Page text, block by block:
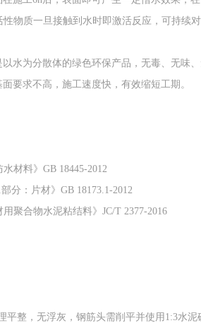
物质一旦接触到水时即激活反应，可持续
为分散体的绿色环保产品，无毒、无味、
求不高，施工速度快，有效缩短工期。
材料》GB 18445-2012
部分：片材》 GB 18173.1-2012
聚合物水泥粘结料》 JC/T 2377-2016
平整，无浮灰，钢筋头需削平并使用1:3水